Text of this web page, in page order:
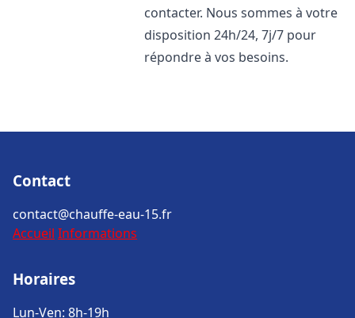
contacter. Nous sommes à votre
disposition 24h/24, 7j/7 pour
répondre à vos besoins.
Contact
contact@chauffe-eau-15.fr
Accueil Informations
Horaires
Lun-Ven: 8h-19h